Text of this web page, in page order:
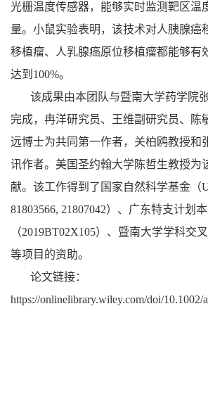
光栅温度传感器，能够实时监测靶区温
量。小鼠实验表明，该技术对人胰腺癌
移植瘤、人乳腺癌原位移植瘤都能够有
达到 100%。
该成果由本团队与暨南大学药学院
完成，冉洋研究员、王维副研究员、陈
远博士为共同第一作者，关柏鸥教授和
讯作者。美国圣约翰大学陈哲生教授为
献。该工作得到了国家自然科学基金（
81803566, 21807042）、广东特支计划
（2019BT02X105）、暨南大学学科交
等项目的资助。
论文链接：
https://onlinelibrary.wiley.com/doi/10.1002/